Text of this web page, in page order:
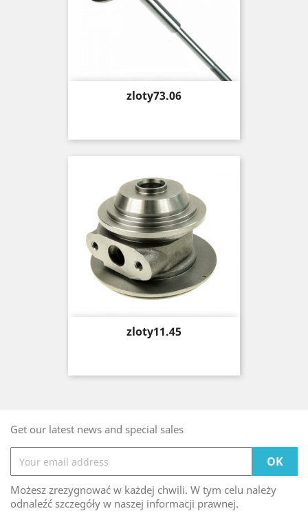
Price
zloty73.06
Price
zloty11.45
Get our latest news and special sales
Możesz zrezygnować w każdej chwili. W tym celu należy
odnaleźć szczegóły w naszej informacji prawnej.